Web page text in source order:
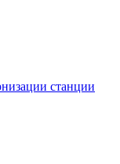
станции